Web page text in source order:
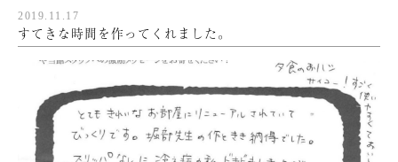
2019.11.17
すてきな時間を作ってくれました。